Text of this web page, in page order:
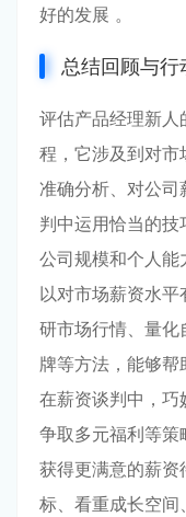
好的发展 。
总结回顾与行
评估产品经理新人
程，它涉及到对市
准确分析、对公司
判中运用恰当的技
公司规模和个人
以对市场薪资水
研市场行情、量
牌等方法，能够帮
在薪资谈判中，
争取多元福利等策
获得更满意的薪资
标、看重成长空间